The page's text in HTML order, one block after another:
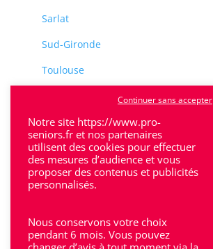
Sarlat
Sud-Gironde
Toulouse
Villeneuve-Sur-Lot
Bron
Notre site https://www.pro-
seniors.fr et nos partenaires
utilisent des cookies pour effectuer
des mesures d’audience et vous
proposer des contenus et publicités
personnalisés.
Nous conservons votre choix
pendant 6 mois. Vous pouvez
Continuer sans accepter